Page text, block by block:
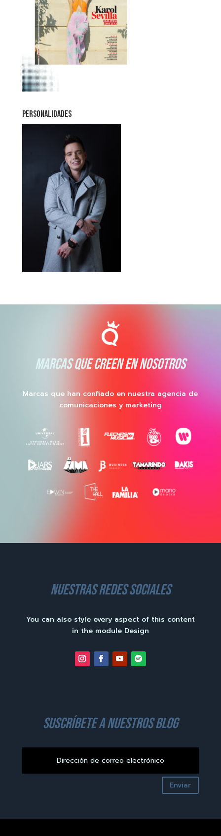
PERSONALIDADES
MARCAS QUE CREEN EN NOSOTROS
Marcas que han confiado en nuestra agencia de
comunicaciones y marketing
nuestras redes sociales
You can also style every aspect of this content
in the module Design
suscríbete a nuestros blog
Enviar